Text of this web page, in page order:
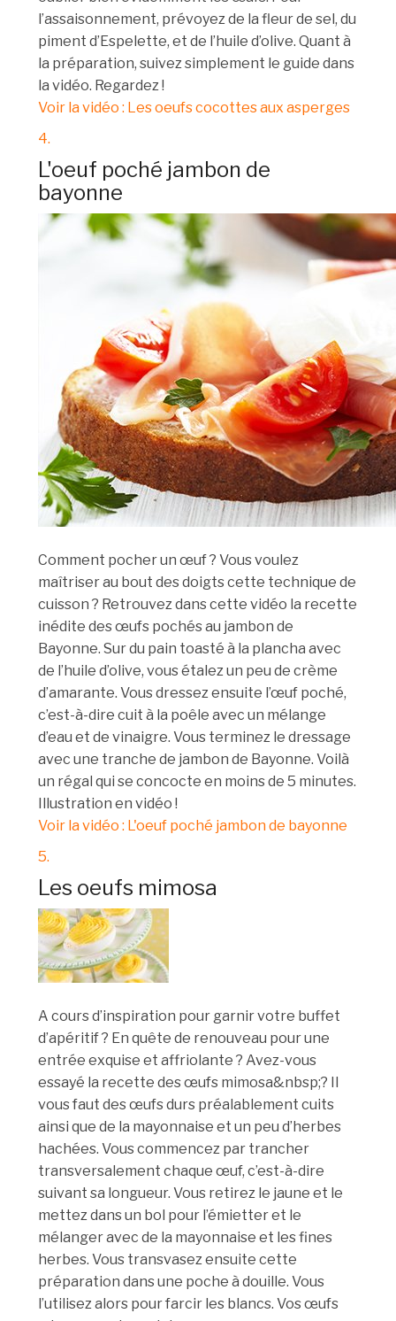
l’assaisonnement, prévoyez de la fleur de sel, du
piment d’Espelette, et de l’huile d’olive. Quant à
la préparation, suivez simplement le guide dans
la vidéo. Regardez !
Voir la vidéo : Les oeufs cocottes aux asperges
4.
L'oeuf poché jambon de
bayonne
Comment pocher un œuf ? Vous voulez
maîtriser au bout des doigts cette technique de
cuisson ? Retrouvez dans cette vidéo la recette
inédite des œufs pochés au jambon de
Bayonne. Sur du pain toasté à la plancha avec
de l’huile d’olive, vous étalez un peu de crème
d’amarante. Vous dressez ensuite l’œuf poché,
c’est-à-dire cuit à la poêle avec un mélange
d’eau et de vinaigre. Vous terminez le dressage
avec une tranche de jambon de Bayonne. Voilà
un régal qui se concocte en moins de 5 minutes.
Illustration en vidéo !
Voir la vidéo : L'oeuf poché jambon de bayonne
5.
Les oeufs mimosa
A cours d’inspiration pour garnir votre buffet
d’apéritif ? En quête de renouveau pour une
entrée exquise et affriolante ? Avez-vous
essayé la recette des œufs mimosa&nbsp;? Il
vous faut des œufs durs préalablement cuits
ainsi que de la mayonnaise et un peu d’herbes
hachées. Vous commencez par trancher
transversalement chaque œuf, c’est-à-dire
suivant sa longueur. Vous retirez le jaune et le
mettez dans un bol pour l’émietter et le
mélanger avec de la mayonnaise et les fines
herbes. Vous transvasez ensuite cette
préparation dans une poche à douille. Vous
l’utilisez alors pour farcir les blancs. Vos œufs